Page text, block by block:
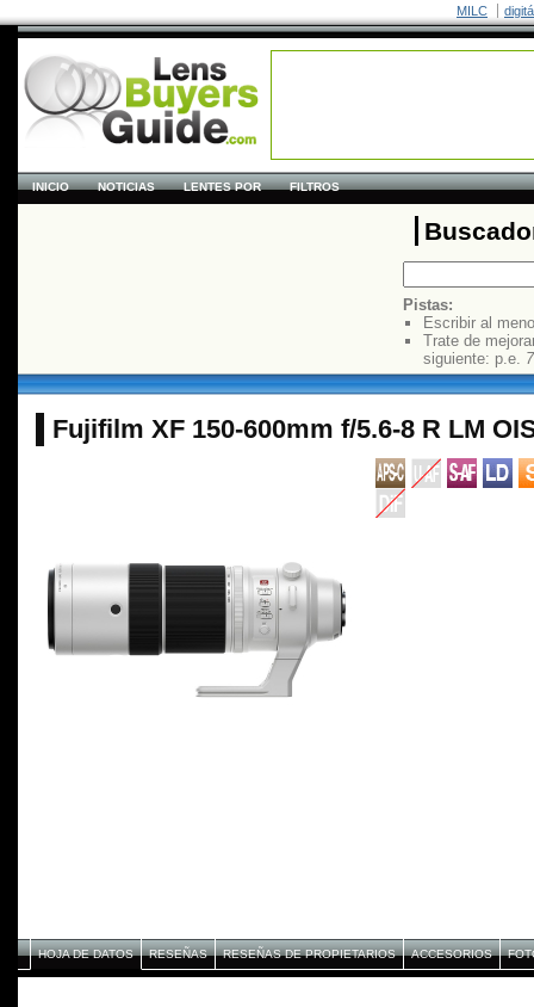
MILC
INICIO NOTICIAS LENTES POR FILTROS
Pistas:
Escribir al
Trate de
siguiente: p.e.
Fujifilm XF 150-600mm f/5.6-8 R LM
HOJA DE DATOS RESEÑAS RESEÑAS DE PROPIETARIOS ACCESORIOS